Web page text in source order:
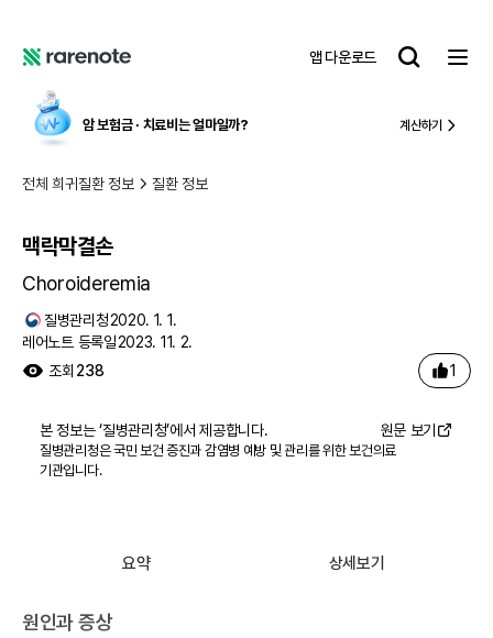
노
앱 다운로드
레
트
암 보험금 ∙ 치료비 는 얼마일까? 계산하기
전체 희귀질환 정보 질환 정보
맥락막결손
Choroideremia
질병관리청2020. 1. 1.
레어노트 등록일2023. 11. 2.
조회 238 1
본 정보는 ‘질병관리청’에서 제공합니다. 원문 보기
질병관리청은 국민 보건 증진과 감염병 예방 및 관리를 위한 보건의료
기관입니다.
요약 상세보기
원인과 증상